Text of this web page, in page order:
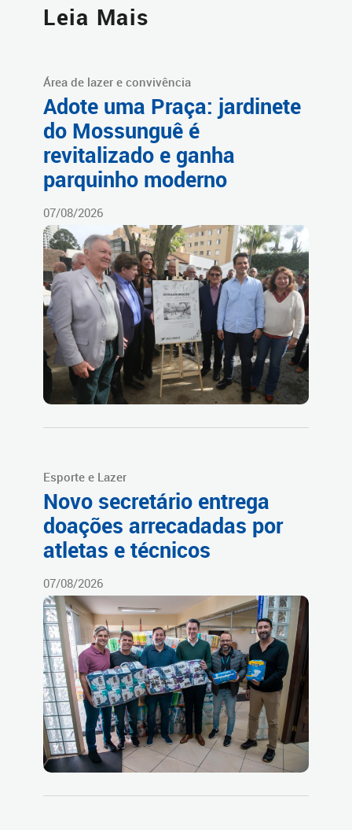
Leia Mais
Área de lazer e convivência
Adote uma Praça: jardinete
do Mossunguê é
revitalizado e ganha
parquinho moderno
07/08/2026
Esporte e Lazer
Novo secretário entrega
doações arrecadadas por
atletas e técnicos
07/08/2026